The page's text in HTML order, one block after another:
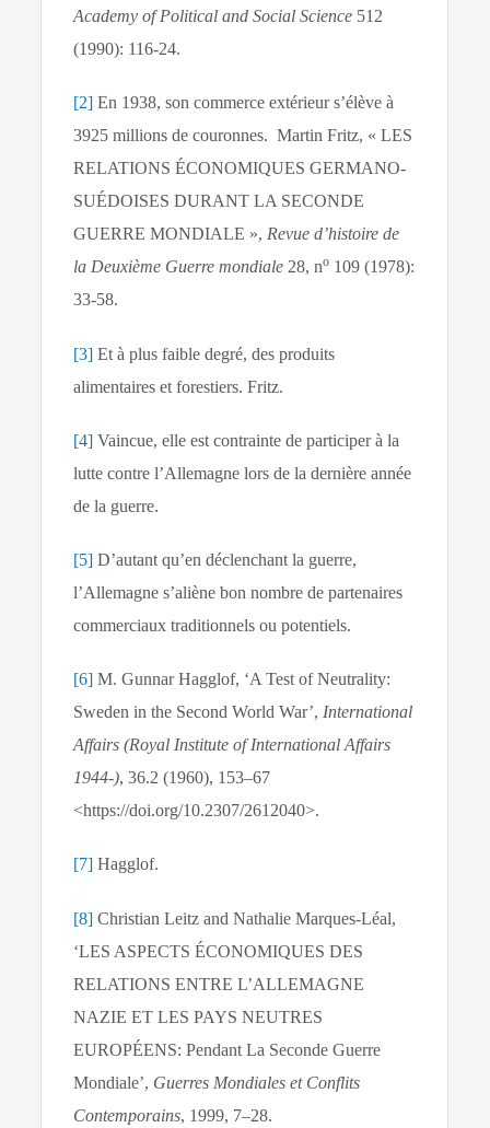
Academy of Political and Social Science 512
(1990): 116‑24.
[2] En 1938, son commerce extérieur s’élève à
3925 millions de couronnes. Martin Fritz, « LES
RELATIONS ÉCONOMIQUES GERMANO-
SUÉDOISES DURANT LA SECONDE
GUERRE MONDIALE », Revue d’histoire de
la Deuxième Guerre mondiale 28, no 109 (1978):
33‑58.
[3] Et à plus faible degré, des produits
alimentaires et forestiers. Fritz.
[4] Vaincue, elle est contrainte de participer à la
lutte contre l’Allemagne lors de la dernière année
de la guerre.
[5] D’autant qu’en déclenchant la guerre,
l’Allemagne s’aliène bon nombre de partenaires
commerciaux traditionnels ou potentiels.
[6] M. Gunnar Hagglof, ‘A Test of Neutrality:
Sweden in the Second World War’, International
Affairs (Royal Institute of International Affairs
1944-), 36.2 (1960), 153–67
<https://doi.org/10.2307/2612040>.
[7] Hagglof.
[8] Christian Leitz and Nathalie Marques-Léal,
‘LES ASPECTS ÉCONOMIQUES DES
RELATIONS ENTRE L’ALLEMAGNE
NAZIE ET LES PAYS NEUTRES
EUROPÉENS: Pendant La Seconde Guerre
Mondiale’, Guerres Mondiales et Conflits
Contemporains, 1999, 7–28.